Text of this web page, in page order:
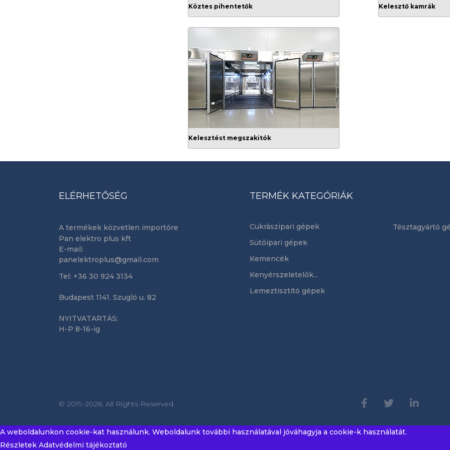
Köztes pihentetők Kelesztő kamrák
Kelesztést megszakitók
ELÉRHETŐSÉG
A termékek közvetlen importőre
Pan elektro plus kft
E-mail:
panelektroplus@gmail.com
Tel: +36 30 924 3134
Budapest 1141. Szugló u. 82
NYITVATARTÁS:
H-P 8-16-ig
TERMÉK KATEGÓRIÁK
Cukrászipari gépek
Sütőipari gépek
Kemencék
Kenyérszeletelők...
Lemeztisztító gépek
Tésztagyártó
© 2019-2026. All Rights Reserved.
A weboldalunkon cookie-kat használunk. Weboldalunk további használatával jóváhagyja a cookie-k használatát.
Részletek Adatvédelmi tájékoztató